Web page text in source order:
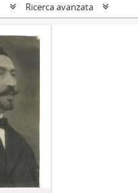
Ricerca avanzata